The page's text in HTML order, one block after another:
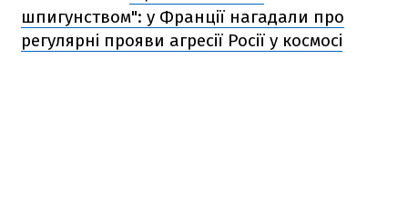
шпигунством": у Франції нагадали про
регулярні прояви агресії Росії у космосі